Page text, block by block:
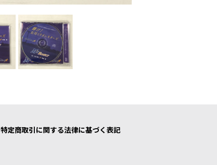
特定商取引に関する法律に基づく表記